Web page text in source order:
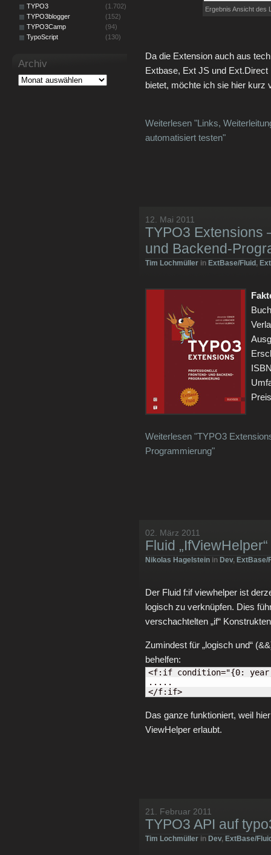
Ergebnis Ansicht des
Da die Extension auch aus
Extbase, Ext JS und
bietet, möchte ich sie hier kurz
Weiterlesen "Links,
automatisiert testen"
12. Mai 2011
TYPO3 Extensions
und Backend-
Tim Lochmüller in ExtBase/Fluid ,
Weiterlesen "TYPO3
Programmierung"
02. März 2011
Fluid
Nikolas Hagelstein in Dev, ExtBase/
Der Fluid f:if viewhelper ist
logisch zu verknüpfen. Dies
verschachtelten „if“
Zumindest für „logisch und“
behelfen:
<f:if condition="{0: year,
.....
</f:if>
Das ganze funktioniert, weil
ViewHelper erlaubt.
21. Februar 2011
TYPO3 API auf
Tim Lochmüller in Dev, ExtBase/
TYPO3
(1.702)
TYPO3blogger
(152)
TYPO3Camp
(94)
TypoScript
(130)
Archiv